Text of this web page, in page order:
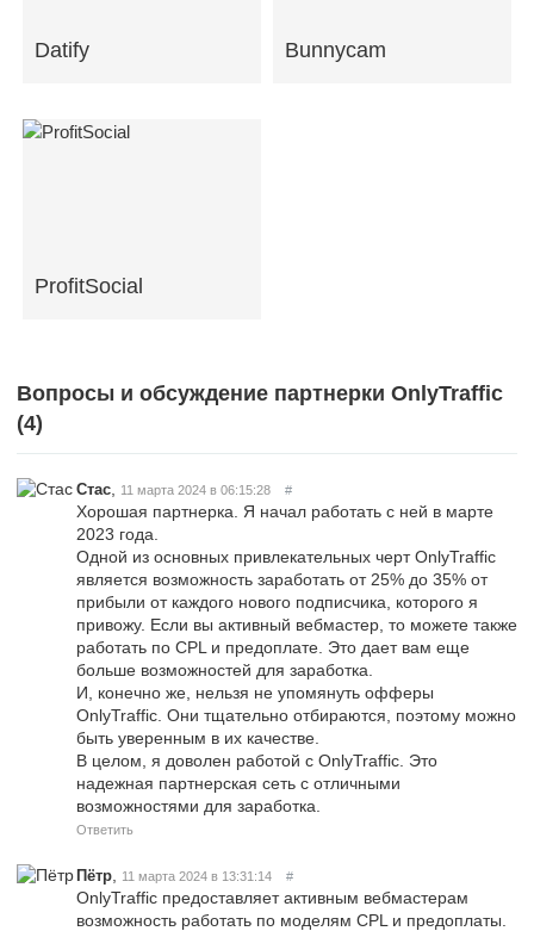
Datify Bunnycam
ProfitSocial
Вопросы и обсуждение партнерки OnlyTraffic
(4)
Стас 11 марта 2024 в 06:15:28 #
Хорошая партнерка. Я начал работать с ней в марте
2023 года.
Одной из основных привлекательных черт OnlyTraffic
является возможность заработать от 25% до 35% от
прибыли от каждого нового подписчика, которого я
привожу. Если вы активный вебмастер, то можете также
работать по CPL и предоплате. Это дает вам еще
больше возможностей для заработка.
И, конечно же, нельзя не упомянуть офферы
OnlyTraffic. Они тщательно отбираются, поэтому можно
быть уверенным в их качестве.
В целом, я доволен работой с OnlyTraffic. Это
надежная партнерская сеть с отличными
возможностями для заработка.
Ответить
Пётр 11 марта 2024 в 13:31:14 #
OnlyTraffic предоставляет активным вебмастерам
возможность работать по моделям CPL и предоплаты.